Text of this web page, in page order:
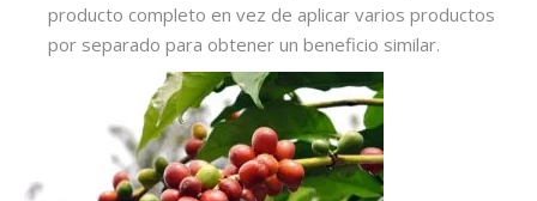
producto completo en vez de aplicar varios productos
por separado para obtener un beneficio similar.